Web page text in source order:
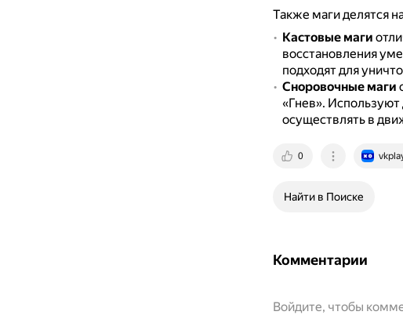
Также маги делятся
Кастовые маги
восстановления
подходят для
Сноровочные маги
«Гнев». Используют
осуществлять в
0
Найти в Поиске
Комментарии
Войдите, чтобы